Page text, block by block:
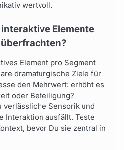
wertvoll.
Elemente
überfrachten?
Element pro Segment
dramaturgische Ziele für
den Mehrwert: erhöht es
oder Beteiligung?
verlässliche Sensorik und
Interaktion ausfällt. Teste
bevor Du sie zentral in